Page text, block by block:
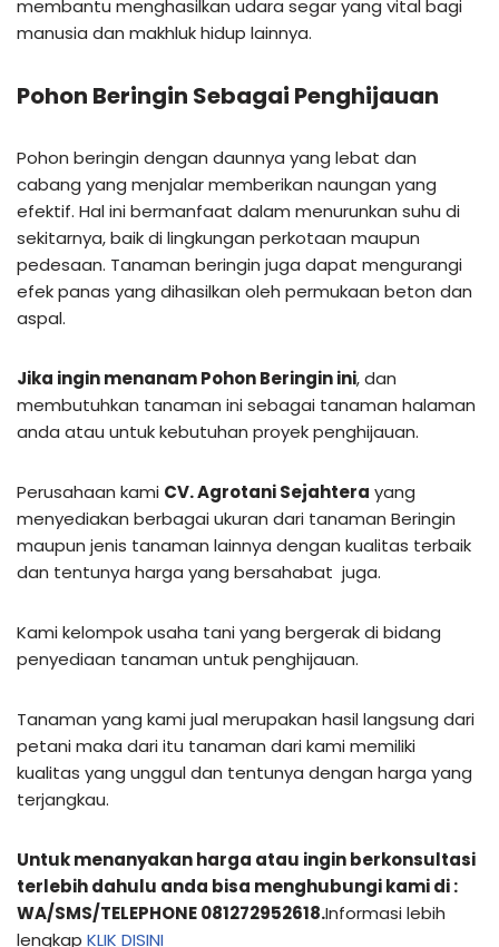
membantu menghasilkan udara segar yang vital bagi
manusia dan makhluk hidup lainnya.
Pohon Beringin Sebagai Penghijauan
Pohon beringin dengan daunnya yang lebat dan
cabang yang menjalar memberikan naungan yang
efektif. Hal ini bermanfaat dalam menurunkan suhu di
sekitarnya, baik di lingkungan perkotaan maupun
pedesaan. Tanaman beringin juga dapat mengurangi
efek panas yang dihasilkan oleh permukaan beton dan
aspal.
Jika ingin menanam Pohon Beringin ini, dan
membutuhkan tanaman ini sebagai tanaman halaman
anda atau untuk kebutuhan proyek penghijauan.
Perusahaan kami CV. Agrotani Sejahtera yang
menyediakan berbagai ukuran dari tanaman Beringin
maupun jenis tanaman lainnya dengan kualitas terbaik
dan tentunya harga yang bersahabat juga.
Kami kelompok usaha tani yang bergerak di bidang
penyediaan tanaman untuk penghijauan.
Tanaman yang kami jual merupakan hasil langsung dari
petani maka dari itu tanaman dari kami memiliki
kualitas yang unggul dan tentunya dengan harga yang
terjangkau.
Untuk menanyakan harga atau ingin berkonsultasi
terlebih dahulu anda bisa menghubungi kami di :
WA/SMS/TELEPHONE 081272952618.Informasi lebih
lengkap KLIK DISINI